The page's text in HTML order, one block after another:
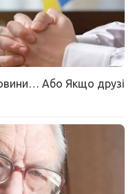
Або Якщо друзі